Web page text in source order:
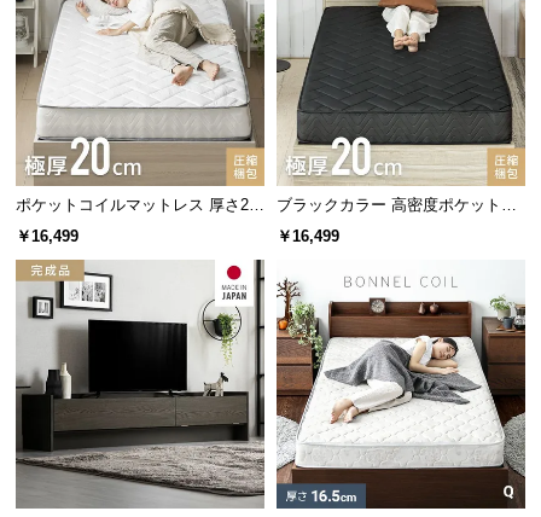
お
ポ
ら
ポケットコイルマットレス 厚さ20
cm D
￥16,499
ブラックカラー 高密度ポケットコ
イルマットレス D
￥16,499